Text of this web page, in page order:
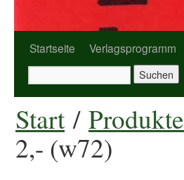
Startseite Verlagsprogramm
Start/ Produkte
2,- (w72)